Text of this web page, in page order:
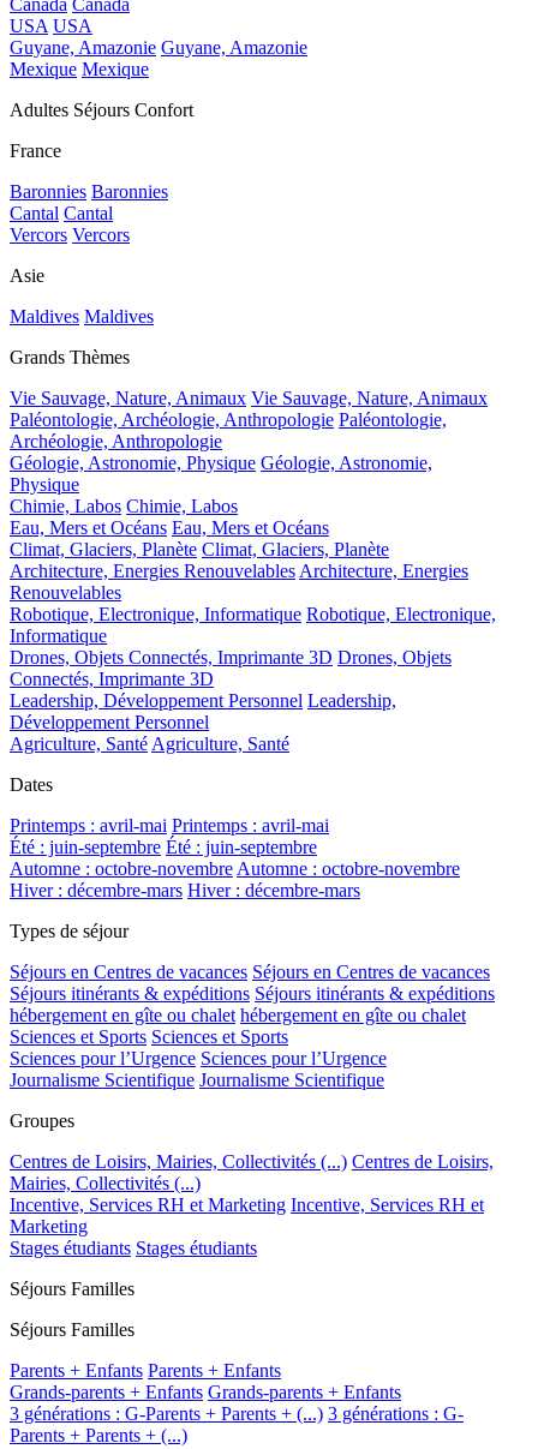
Canada Canada
USA USA
Guyane, Amazonie Guyane, Amazonie
Mexique Mexique
Adultes Séjours Confort
France
Baronnies Baronnies
Cantal Cantal
Vercors Vercors
Asie
Maldives Maldives
Grands Thèmes
Vie Sauvage, Nature, Animaux Vie Sauvage, Nature, Animaux
Paléontologie, Archéologie, Anthropologie Paléontologie,
Archéologie, Anthropologie
Géologie, Astronomie, Physique Géologie, Astronomie,
Physique
Chimie, Labos Chimie, Labos
Eau, Mers et Océans Eau, Mers et Océans
Climat, Glaciers, Planète Climat, Glaciers, Planète
Architecture, Energies Renouvelables Architecture, Energies
Renouvelables
Robotique, Electronique, Informatique Robotique, Electronique,
Informatique
Drones, Objets Connectés, Imprimante 3D Drones, Objets
Connectés, Imprimante 3D
Leadership, Développement Personnel Leadership,
Développement Personnel
Agriculture, Santé Agriculture, Santé
Dates
Printemps : avril-mai Printemps : avril-mai
Été : juin-septembre Été : juin-septembre
Automne : octobre-novembre Automne : octobre-novembre
Hiver : décembre-mars Hiver : décembre-mars
Types de séjour
Séjours en Centres de vacances Séjours en Centres de vacances
Séjours itinérants & expéditions Séjours itinérants & expéditions
hébergement en gîte ou chalet hébergement en gîte ou chalet
Sciences et Sports Sciences et Sports
Sciences pour l’Urgence Sciences pour l’Urgence
Journalisme Scientifique Journalisme Scientifique
Groupes
Centres de Loisirs, Mairies, Collectivités (...) Centres de Loisirs,
Mairies, Collectivités (...)
Incentive, Services RH et Marketing Incentive, Services RH et
Marketing
Stages étudiants Stages étudiants
Séjours Familles
Séjours Familles
Parents + Enfants Parents + Enfants
Grands-parents + Enfants Grands-parents + Enfants
3 générations : G-Parents + Parents + (...) 3 générations : G-
Parents + Parents + (...)